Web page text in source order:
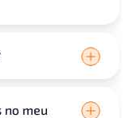
no meu